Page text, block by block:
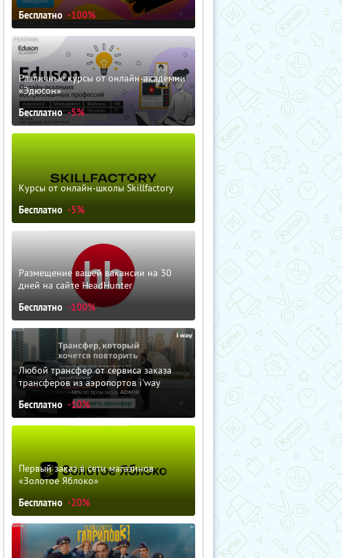
Бесплатно -100%
Различные курсы от онлайн-академии
«Эдюсон»
Бесплатно -5%
Курсы от онлайн-школы Skillfactory
Бесплатно -5%
Размещение вашей вакансии на 30
дней на сайте HeadHunter
Бесплатно -100%
Любой трансфер от сервиса заказа
трансферов из аэропортов i'way
Бесплатно -10%
Первый заказ в сети магазинов
«Золотое Яблоко»
Бесплатно -20%